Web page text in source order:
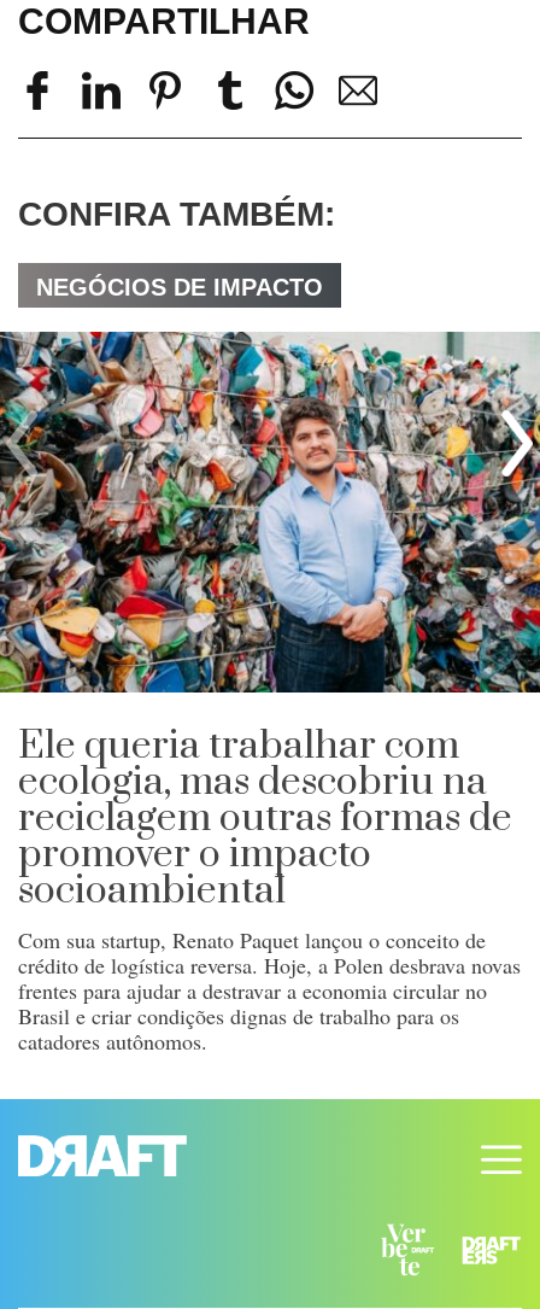
COMPARTILHAR
CONFIRA TAMBÉM:
NEGÓCIOS DE IMPACTO
Ele queria trabalhar com
ecologia, mas descobriu na
reciclagem outras formas de
promover o impacto
socioambiental
Com sua startup, Renato Paquet lançou o conceito de
crédito de logística reversa. Hoje, a Polen desbrava novas
frentes para ajudar a destravar a economia circular no
Brasil e criar condições dignas de trabalho para os
catadores autônomos.